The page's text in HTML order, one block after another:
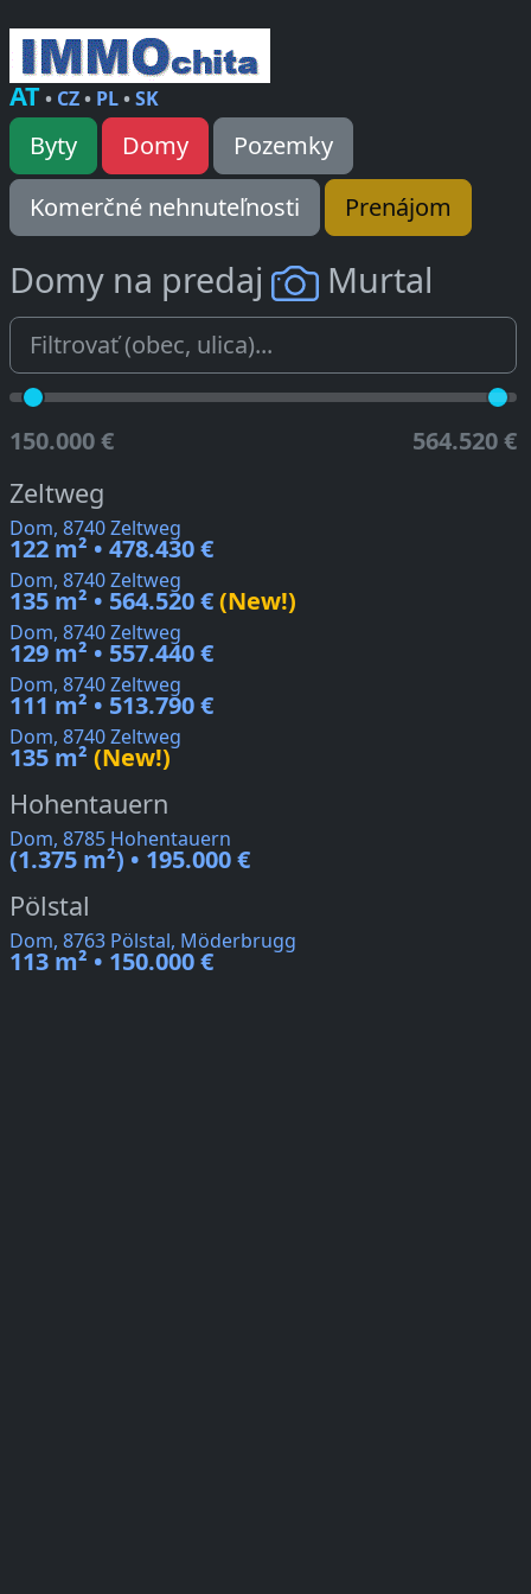
AT• CZ• PL•SK
Byty Domy
Pozemky
Komerčné nehnuteľnosti
Prenájom
Domy na predaj Murtal
150.000 € 564.520 €
Zeltweg
Dom, 8740 Zeltweg
122 m² • 478.430 €
Dom, 8740 Zeltweg
135 m² • 564.520 €(New!)
Dom, 8740 Zeltweg
129 m² • 557.440 €
Dom, 8740 Zeltweg
111 m² • 513.790 €
Dom, 8740 Zeltweg
135 m² (New!)
Hohentauern
Dom, 8785 Hohentauern
(1.375 m²) • 195.000 €
Pölstal
Dom, 8763 Pölstal, Möderbrugg
113 m² • 150.000 €